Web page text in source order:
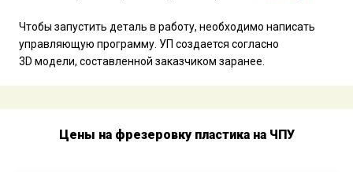
Чтобы запустить деталь в работу, необходимо написать
управляющую программу. УП создается согласно
3D модели, составленной заказчиком заранее.
Цены на фрезеровку пластика на ЧПУ